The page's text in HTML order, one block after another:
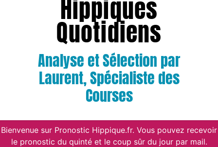
Hippiques
Quotidiens
Analyse et Sélection par
Laurent, Spécialiste des
Courses
Bienvenue sur Pronostic Hippique.fr. Vous pouvez recevoir
le pronostic du quinté et le coup sûr du jour par mail.